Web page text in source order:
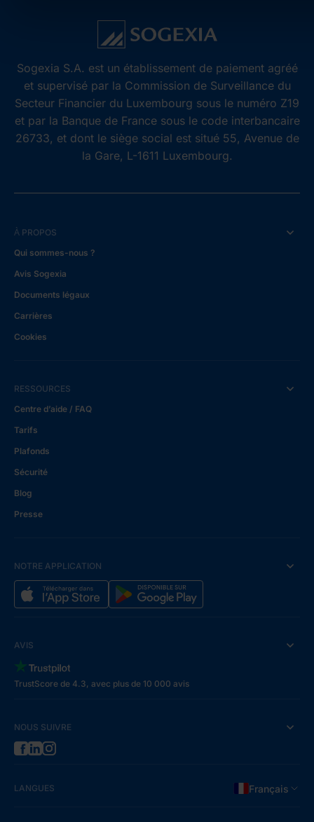
Sogexia S.A. est un établissement de paiement agréé
et supervisé par la Commission de Surveillance du
Secteur Financier du Luxembourg sous le numéro Z19
et par la Banque de France sous le code interbancaire
26733, et dont le siège social est situé 55, Avenue de
la Gare, L-1611 Luxembourg.
À PROPOS
Qui sommes-nous ?
Avis Sogexia
Documents légaux
Carrières
Cookies
RESSOURCES
Centre d’aide / FAQ
Tarifs
Plafonds
Sécurité
Blog
Presse
NOTRE APPLICATION
AVIS
TrustScore de 4.3, avec plus de 10 000 avis
NOUS SUIVRE
LANGUES Français